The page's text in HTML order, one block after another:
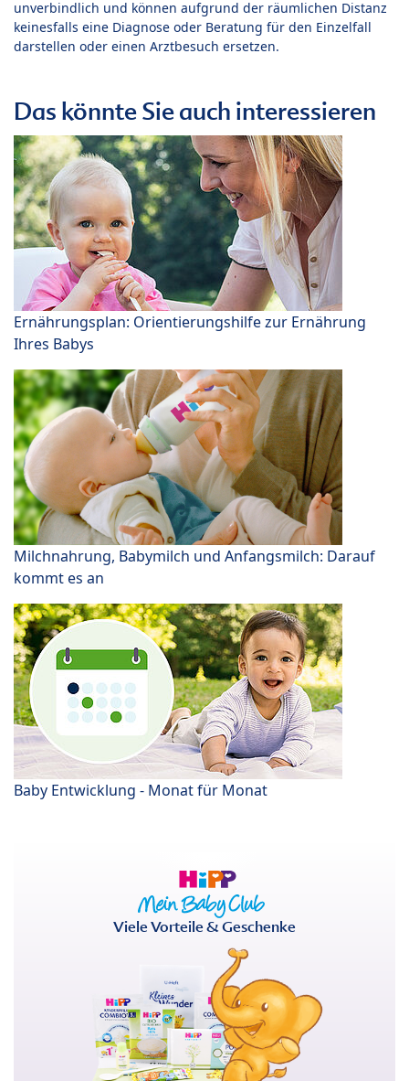
unverbindlich und können aufgrund der räumlichen Distanz
keinesfalls eine Diagnose oder Beratung für den Einzelfall
darstellen oder einen Arztbesuch ersetzen.
Das könnte Sie auch interessieren
Ernährungsplan: Orientierungshilfe zur Ernährung
Ihres Babys
Milchnahrung, Babymilch und Anfangsmilch: Darauf
kommt es an
Baby Entwicklung - Monat für Monat
Viele Vorteile & Geschenke